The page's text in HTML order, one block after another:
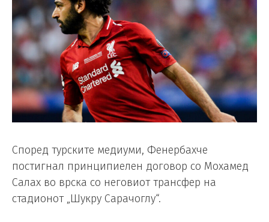
Според турските медиуми, Фенербахче
постигнал принципиелен договор со Мохамед
Салах во врска со неговиот трансфер на
стадионот „Шукру Сарачоглу“.